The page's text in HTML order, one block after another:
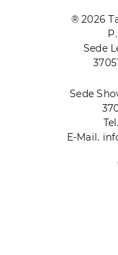
® 2026
Sede
Sede
E-Mail.